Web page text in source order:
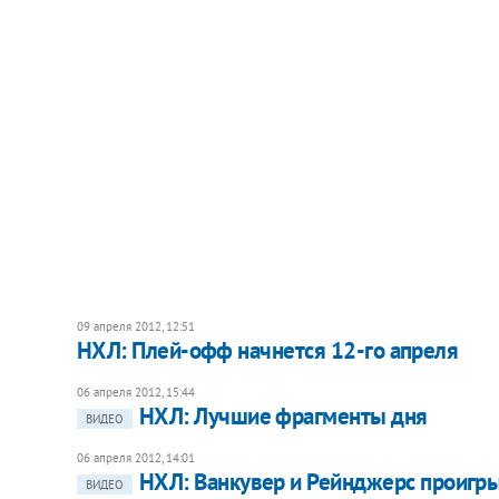
09 апреля 2012, 12:51
НХЛ: Плей-офф начнется 12-го апреля
06 апреля 2012, 15:44
ВИДЕО
НХЛ: Лучшие фрагменты дня
06 апреля 2012, 14:01
ВИДЕО
​НХЛ: Ванкувер и Рейнджерс